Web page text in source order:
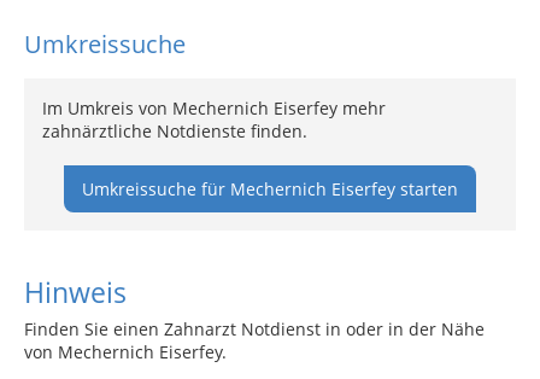
Umkreissuche
Im Umkreis von Mechernich Eiserfey mehr
zahnärztliche Notdienste finden.
Umkreissuche für Mechernich Eiserfey starten
Hinweis
Finden Sie einen Zahnarzt Notdienst in oder in der Nähe
von Mechernich Eiserfey.